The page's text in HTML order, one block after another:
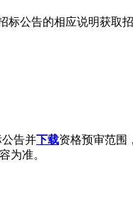
标公告的相应说明获取招
告并下载资格预审范围
为准。